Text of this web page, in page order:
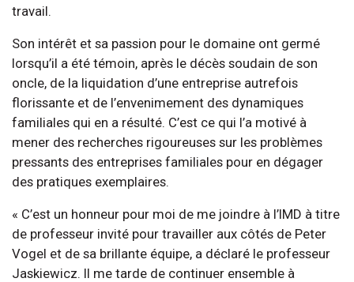
travail.
Son intérêt et sa passion pour le domaine ont germé
lorsqu’il a été témoin, après le décès soudain de son
oncle, de la liquidation d’une entreprise autrefois
florissante et de l’envenimement des dynamiques
familiales qui en a résulté. C’est ce qui l’a motivé à
mener des recherches rigoureuses sur les problèmes
pressants des entreprises familiales pour en dégager
des pratiques exemplaires.
« C’est un honneur pour moi de me joindre à l’IMD à titre
de professeur invité pour travailler aux côtés de Peter
Vogel et de sa brillante équipe, a déclaré le professeur
Jaskiewicz. Il me tarde de continuer ensemble à